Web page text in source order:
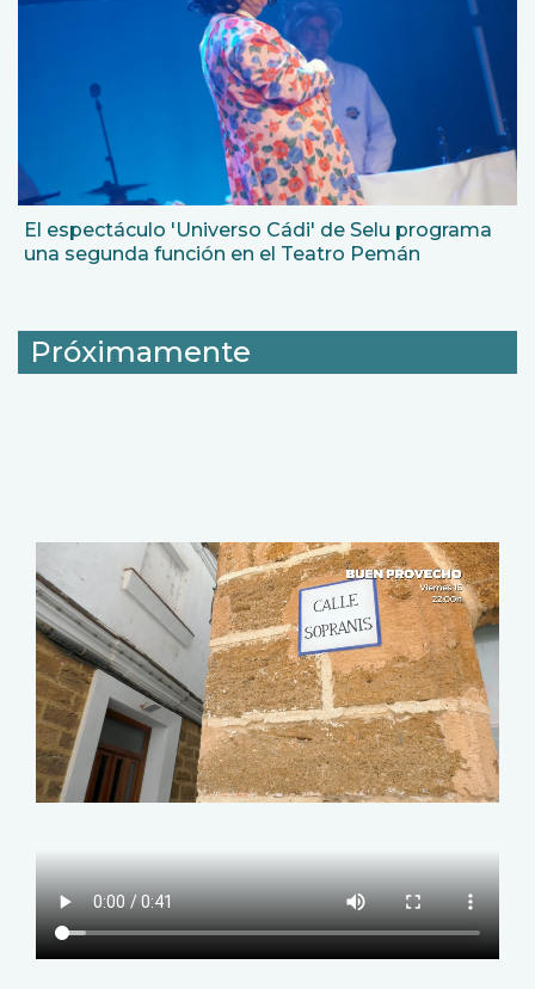
El espectáculo 'Universo Cádi' de Selu programa
una segunda función en el Teatro Pemán
Próximamente